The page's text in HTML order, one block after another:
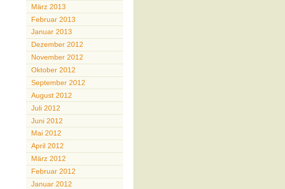
März 2013
Februar 2013
Januar 2013
Dezember 2012
November 2012
Oktober 2012
September 2012
August 2012
Juli 2012
Juni 2012
Mai 2012
April 2012
März 2012
Februar 2012
Januar 2012